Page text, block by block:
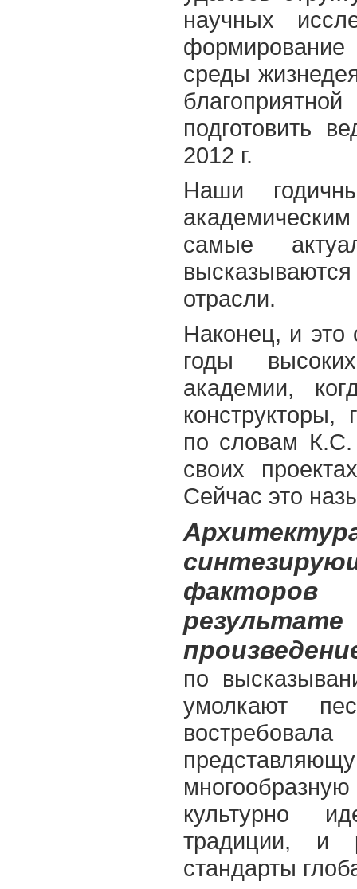
научных
среды
подготовить
2012 г.
Наши
самые
отрасли.
Наконец, и это
годы
академии,
по словам К.С.
своих
Сейчас это
по
умолкают
культурно
традиции, и
стандарты